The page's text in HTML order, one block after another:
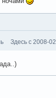
Здесь с 2008-